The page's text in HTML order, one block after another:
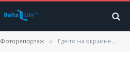
Фоторепортаж » Где-то на окраине Балты (фоторепортаж)